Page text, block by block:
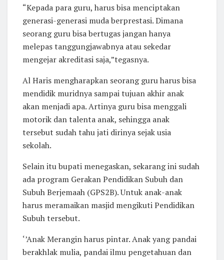
“Kepada para guru, harus bisa menciptakan
generasi-generasi muda berprestasi. Dimana
seorang guru bisa bertugas jangan hanya
melepas tanggungjawabnya atau sekedar
mengejar akreditasi saja,”tegasnya.
Al Haris mengharapkan seorang guru harus bisa
mendidik muridnya sampai tujuan akhir anak
akan menjadi apa. Artinya guru bisa menggali
motorik dan talenta anak, sehingga anak
tersebut sudah tahu jati dirinya sejak usia
sekolah.
Selain itu bupati menegaskan, sekarang ini sudah
ada program Gerakan Pendidikan Subuh dan
Subuh Berjemaah (GPS2B). Untuk anak-anak
harus meramaikan masjid mengikuti Pendidikan
Subuh tersebut.
‘’Anak Merangin harus pintar. Anak yang pandai
berakhlak mulia, pandai ilmu pengetahuan dan